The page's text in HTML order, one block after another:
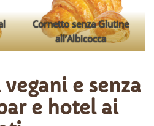
Cornetto senza Glutine
all’Albicocca
e senza
e hotel ai